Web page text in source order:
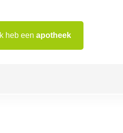
Ik heb een apotheek